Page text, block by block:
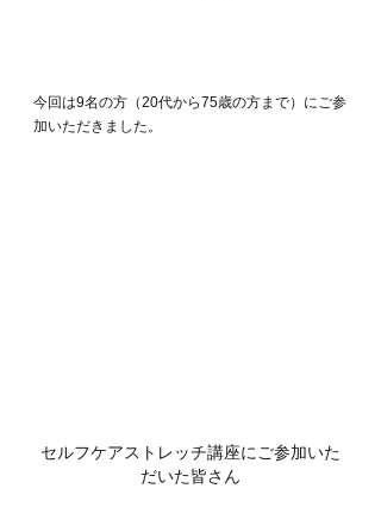
今回は9名の方（20代から75歳の方まで）にご参
加いただきました。
セルフケアストレッチ講座にご参加いた
だいた皆さん